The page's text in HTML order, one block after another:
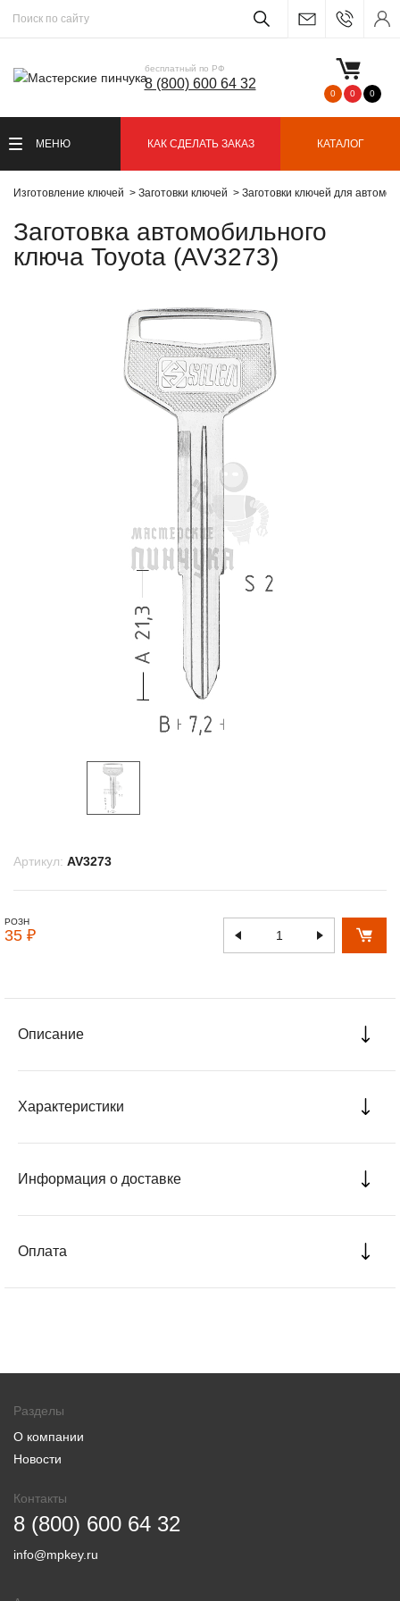
бесплатный по РФ
8 (800) 600 64 32
0 0 0
МЕНЮ КАК СДЕЛАТЬ ЗАКАЗ КАТАЛОГ
Изготовление ключей Заготовки ключей Заготовки ключей для
Заготовка автомобильного
ключа Toyota (AV3273)
Артикул: AV3273
РОЗН
35 ₽
Описание
Характеристики
Информация о доставке
Оплата
Разделы
О компании
Новости
Контакты
8 (800) 600 64 32
info@mpkey.ru